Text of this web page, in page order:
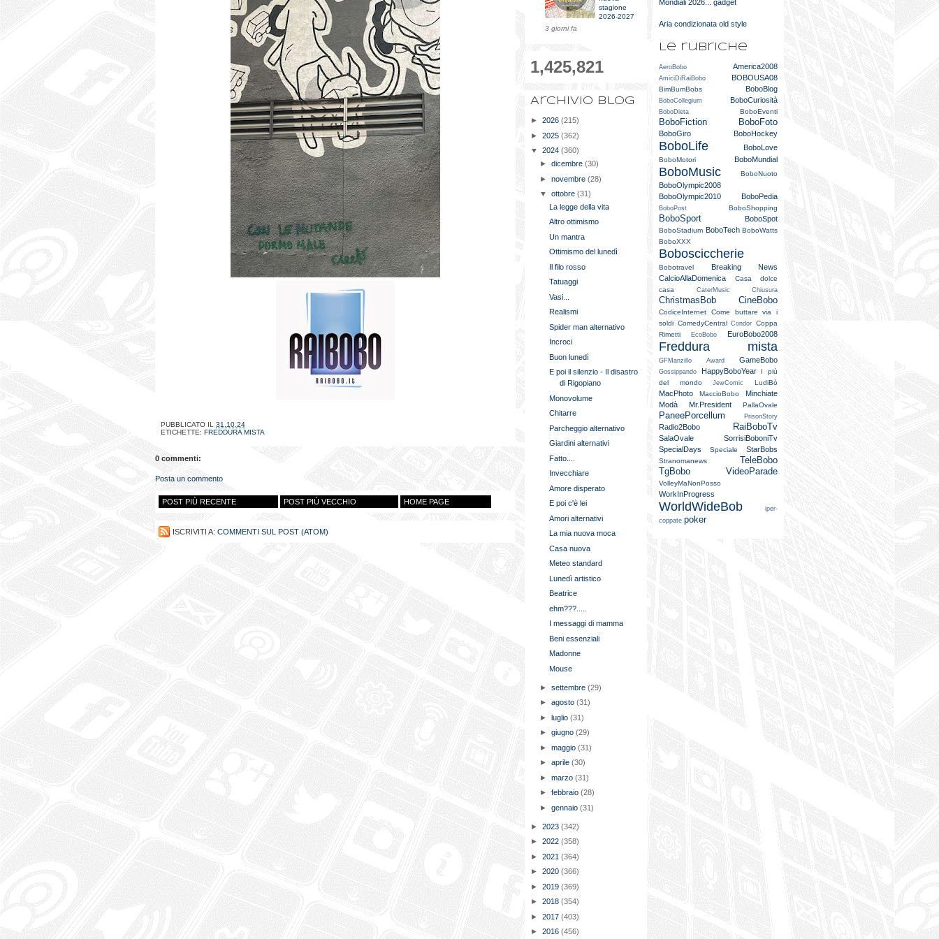
PUBBLICATO IL 31.10.24
ETICHETTE: FREDDURA MISTA
0 commenti:
Posta un commento
POST PIÙ RECENTE POST PIÙ VECCHIO HOME PAGE
ISCRIVITI A: COMMENTI SUL POST (ATOM)
stagione
2026-2027
3 giorni fa
1,425,821
Archivio blog
► 2026 (215)
► 2025 (362)
▼ 2024 (360)
►dicembre(30)
►novembre(28)
▼ottobre(31)
La legge della vita
Altro ottimismo
Un mantra
Ottimismo del lunedì
Il filo rosso
Tatuaggi
Vasi...
Realismi
Spider man alternativo
Incroci
Buon lunedì
E poi il silenzio - Il disastro
di Rigopiano
Monovolume
Chitarre
Parcheggio alternativo
Giardini alternativi
Fatto....
Invecchiare
Amore disperato
E poi c'è lei
Amori alternativi
La mia nuova moca
Casa nuova
Meteo standard
Lunedì artistico
Beatrice
ehm???.....
I messaggi di mamma
Beni essenziali
Madonne
Mouse
►settembre(29)
►agosto(31)
►luglio(31)
►giugno(29)
►maggio(31)
►aprile(30)
►marzo(31)
►febbraio(28)
►gennaio(31)
► 2023 (342)
► 2022 (358)
► 2021 (364)
► 2020 (366)
► 2019 (369)
► 2018 (354)
► 2017 (403)
► 2016 (456)
Mondiali 2026... gadget
Aria condizionata old style
Le rubriche
AeroBobo America2008
AmiciDiRaiBobo BOBOUSA08
BimBumBobs BoboBlog
BoboCollegium BoboCuriosità
BoboDieta BoboEventi
BoboFiction BoboFoto
BoboGiro BoboHockey
BoboLife BoboLove
BoboMotori BoboMundial
BoboMusic BoboNuoto
BoboOlympic2008
BoboOlympic2010
BoboPedia
BoboPost BoboShopping
BoboSport BoboSpot
BoboStadium BoboTech BoboWatts
BoboXXX
Bobosciccherie
Bobotravel
Breaking News
CalcioAllaDomenica
Casa dolce
casa
CaterMusic Chiusura
ChristmasBob CineBobo
CodiceInternet
Come buttare via i
soldi ComedyCentral Condor
Coppa
Rimetti
EcoBobo EuroBobo2008
Freddura mista
GFManzillo Award GameBobo
Gossippando HappyBoboYear
I più
del mondo
JewComic LudiBò
MacPhoto MaccioBobo
Minchiate
Modà
Mr.President PallaOvale
PaneePorcellum PrisonStory
Radio2Bobo RaiBoboTv
SalaOvale
SorrisiBoboniTv
SpecialDays
Speciale StarBobs
Stranomanews
TeleBobo
TgBobo
VideoParade
VolleyMaNonPosso
WorkInProgress
WorldWideBob
iper-
coppate poker